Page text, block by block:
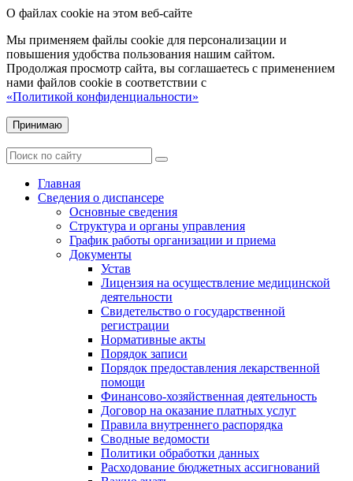
О файлах cookie на этом веб-сайте
Мы применяем файлы cookie для персонализации и
повышения удобства пользования нашим сайтом.
Продолжая просмотр сайта, вы соглашаетесь с применением
нами файлов cookie в соответствии с
«Политикой конфиденциальности»
Принимаю
Главная
Сведения о диспансере
Основные сведения
Структура и органы управления
График работы организации и приема
Документы
Устав
Лицензия на осуществление медицинской
деятельности
Свидетельство о государственной
регистрации
Нормативные акты
Порядок записи
Порядок предоставления лекарственной
помощи
Финансово-хозяйственная деятельность
Договор на оказание платных услуг
Правила внутреннего распорядка
Сводные ведомости
Политики обработки данных
Расходование бюджетных ассигнований